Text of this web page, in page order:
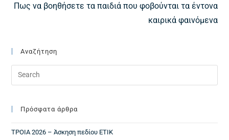
Πως να βοηθήσετε τα παιδιά που φοβούνται τα έντονα
καιρικά φαινόμενα
Αναζήτηση
Πρόσφατα άρθρα
ΤΡΟΙΑ 2026 – Άσκηση πεδίου ΕΤΙΚ